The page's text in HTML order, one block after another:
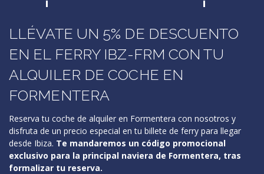
LLÉVATE UN 5% DE DESCUENTO
EN EL FERRY IBZ-FRM CON TU
ALQUILER DE COCHE EN
FORMENTERA
Reserva tu coche de alquiler en Formentera con nosotros y
disfruta de un precio especial en tu billete de ferry para llegar
desde Ibiza. Te mandaremos un código promocional
exclusivo para la principal naviera de Formentera, tras
formalizar tu reserva.